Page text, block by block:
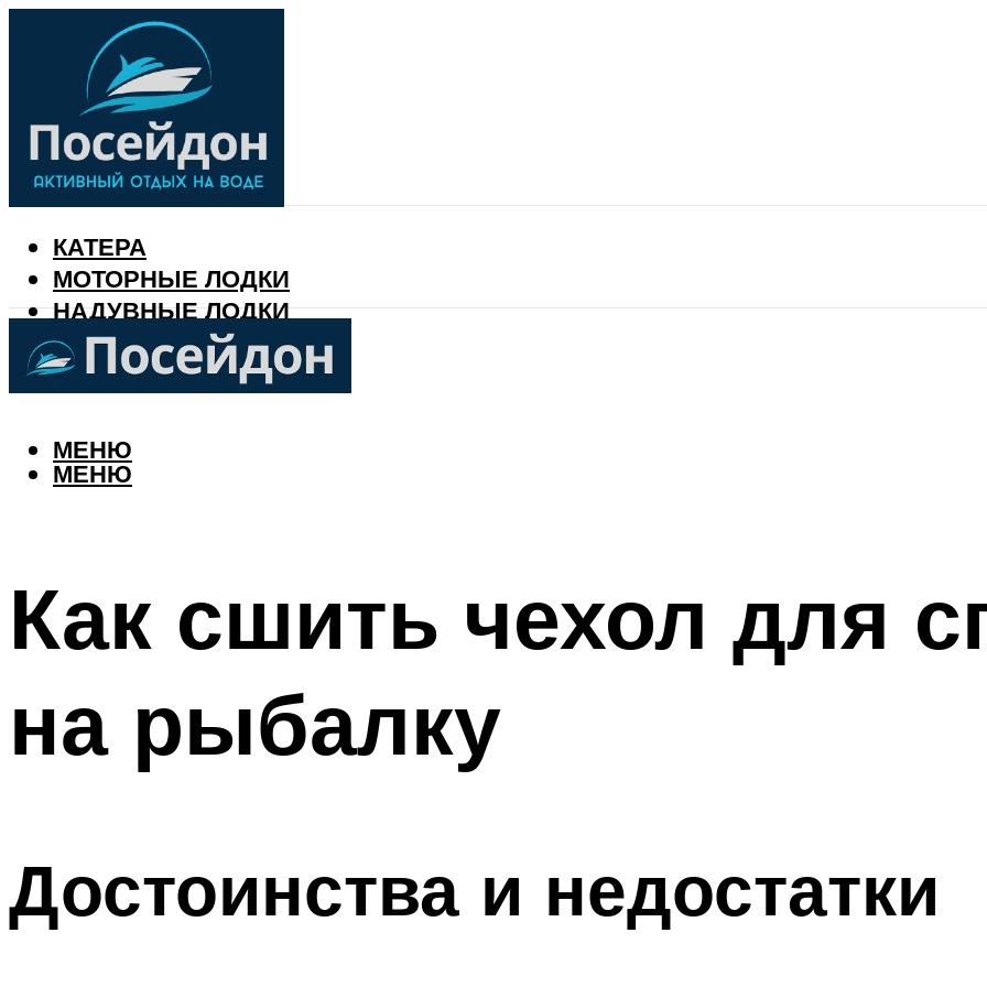
КАТЕРА
МОТОРНЫЕ ЛОДКИ
НАДУВНЫЕ ЛОДКИ
РЫБАЛКА
КАЛЕНДАРЬ РЫБАКА
МЕНЮ
МЕНЮ
Как сшить чехол для
на рыбалку
Достоинства и недостатки